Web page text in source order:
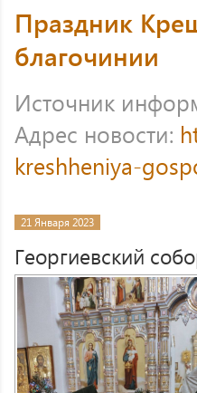
Праздник
благочинии
Источник
Адрес новости:
kreshheniya-
21 Января 2023
Георгиевский